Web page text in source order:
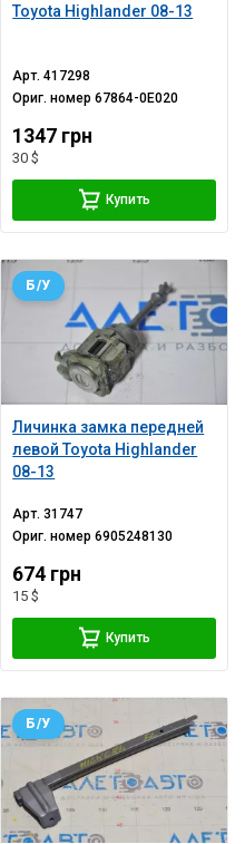
Toyota Highlander 08-13
Арт.417298
Ориг. номер67864-0E020
1347 грн
30 $
Купить
Личинка замка передней
левой Toyota Highlander
08-13
Б/У
Арт.31747
Ориг. номер6905248130
674 грн
15 $
Купить
Б/У